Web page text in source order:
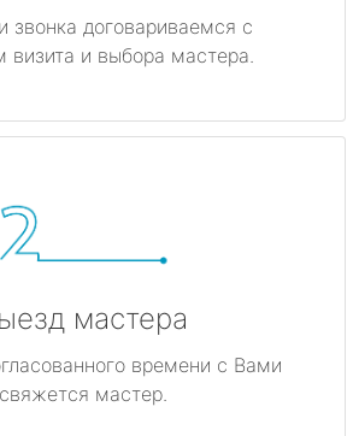
звонка договариваемся с
визита и выбора мастера.
мастера
времени с Вами
свяжется мастер.